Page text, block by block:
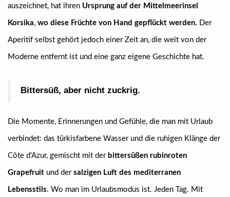
auszeichnet, hat ihren Ursprung auf der Mittelmeerinsel
Korsika, wo diese Früchte von Hand gepflückt werden. Der
Aperitif selbst gehört jedoch einer Zeit an, die weit von der
Moderne entfernt ist und eine ganz eigene Geschichte hat.
Bittersüß, aber nicht zuckrig.
Die Momente, Erinnerungen und Gefühle, die man mit Urlaub
verbindet: das türkisfarbene Wasser und die ruhigen Klänge der
Côte d'Azur, gemischt mit der bittersüßen rubinroten
Grapefruit und der salzigen Luft des mediterranen
Lebensstils. Wo man im Urlaubsmodus ist. Jeden Tag. Mit